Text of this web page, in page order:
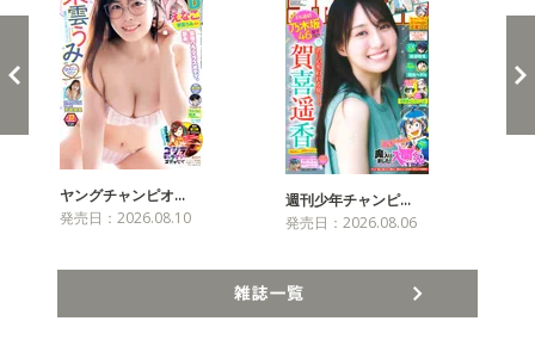
ヤングチャンピオ…
発売日：2026.08.10
週刊少年チャンピ…
発売日：2026.08.06